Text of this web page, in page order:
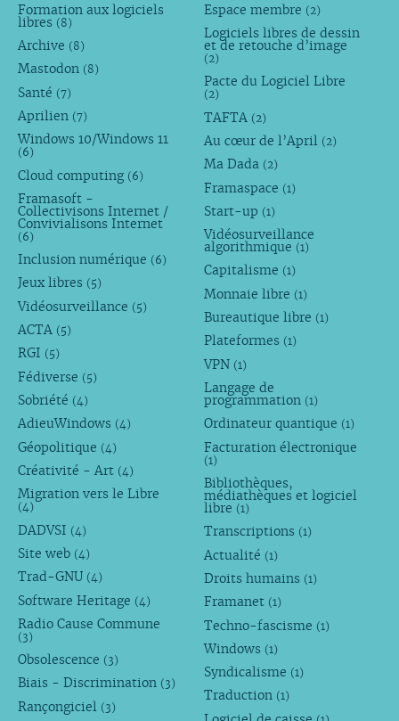
Formation aux logiciels
libres (8)
Archive (8)
Mastodon (8)
Santé (7)
Aprilien (7)
Windows 10/Windows 11
(6)
Cloud computing (6)
Framasoft -
Collectivisons Internet /
Convivialisons Internet
(6)
Inclusion numérique (6)
Jeux libres (5)
Vidéosurveillance (5)
ACTA (5)
RGI (5)
Fédiverse (5)
Sobriété (4)
AdieuWindows (4)
Géopolitique (4)
Créativité - Art (4)
Migration vers le Libre
(4)
DADVSI (4)
Site web (4)
Trad-GNU (4)
Software Heritage (4)
Radio Cause Commune
(3)
Obsolescence (3)
Biais - Discrimination (3)
Rançongiciel (3)
Espace membre (2)
Logiciels libres de dessin
et de retouche d’image
(2)
Pacte du Logiciel Libre
(2)
TAFTA (2)
Au cœur de l’April (2)
Ma Dada (2)
Framaspace (1)
Start-up (1)
Vidéosurveillance
algorithmique (1)
Capitalisme (1)
Monnaie libre (1)
Bureautique libre (1)
Plateformes (1)
VPN (1)
Langage de
programmation (1)
Ordinateur quantique (1)
Facturation électronique
(1)
Bibliothèques,
médiathèques et logiciel
libre (1)
Transcriptions (1)
Actualité (1)
Droits humains (1)
Framanet (1)
Techno-fascisme (1)
Windows (1)
Syndicalisme (1)
Traduction (1)